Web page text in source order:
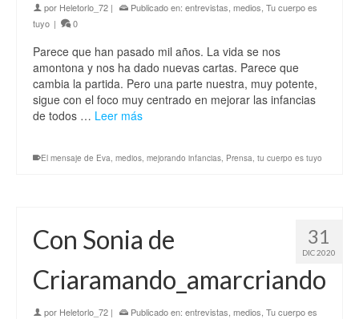
por Heletorlo_72 | Publicado en: entrevistas medios Tu cuerpo es
tuyo | 0
Parece que han pasado mil años. La vida se nos
amontona y nos ha dado nuevas cartas. Parece que
cambia la partida. Pero una parte nuestra, muy potente,
sigue con el foco muy centrado en mejorar las infancias
de todos … Leer más
El mensaje de Eva, medios, mejorando infancias, Prensa, tu cuerpo es tuyo
31
DIC 2020
Con Sonia de
Criaramando_amarcriando
por Heletorlo_72 | Publicado en: entrevistas medios Tu cuerpo es